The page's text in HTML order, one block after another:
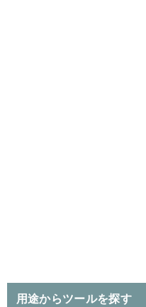
用途からツールを探す